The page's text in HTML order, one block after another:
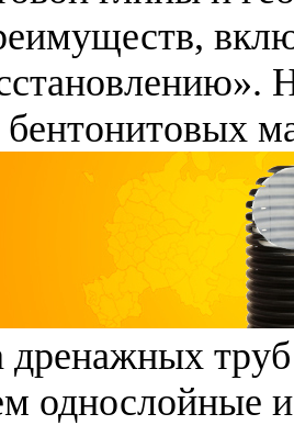
труб
однослойные